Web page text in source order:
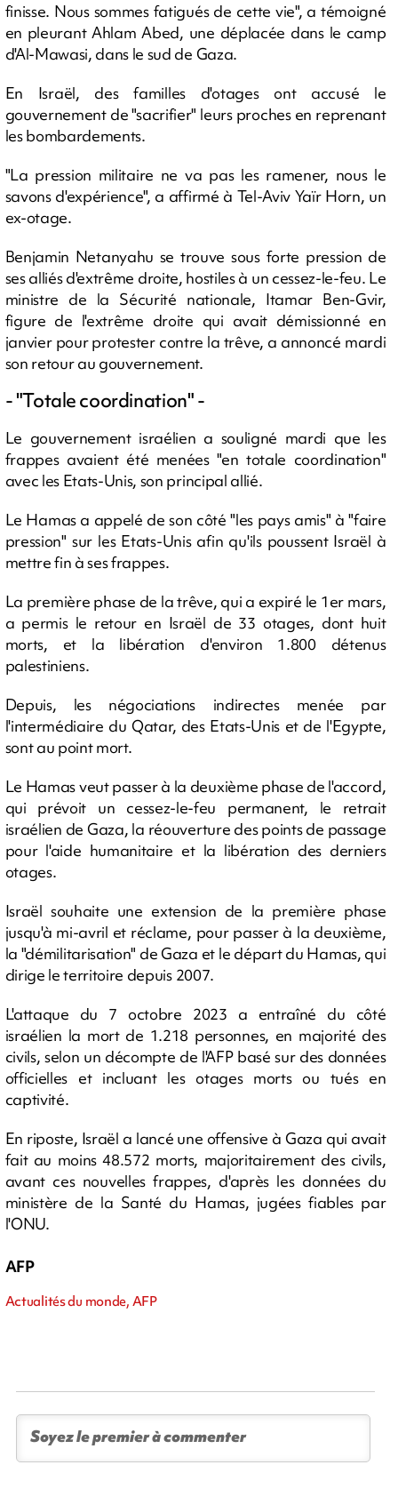
finisse. Nous sommes fatigués de cette vie", a témoigné
en pleurant Ahlam Abed, une déplacée dans le camp
d'Al-Mawasi, dans le sud de Gaza.
En Israël, des familles d'otages ont accusé le
gouvernement de "sacrifier" leurs proches en reprenant
les bombardements.
"La pression militaire ne va pas les ramener, nous le
savons d'expérience", a affirmé à Tel-Aviv Yaïr Horn, un
ex-otage.
Benjamin Netanyahu se trouve sous forte pression de
ses alliés d'extrême droite, hostiles à un cessez-le-feu. Le
ministre de la Sécurité nationale, Itamar Ben-Gvir,
figure de l'extrême droite qui avait démissionné en
janvier pour protester contre la trêve, a annoncé mardi
son retour au gouvernement.
- "Totale coordination" -
Le gouvernement israélien a souligné mardi que les
frappes avaient été menées "en totale coordination"
avec les Etats-Unis, son principal allié.
Le Hamas a appelé de son côté "les pays amis" à "faire
pression" sur les Etats-Unis afin qu'ils poussent Israël à
mettre fin à ses frappes.
La première phase de la trêve, qui a expiré le 1er mars,
a permis le retour en Israël de 33 otages, dont huit
morts, et la libération d'environ 1.800 détenus
palestiniens.
Depuis, les négociations indirectes menée par
l'intermédiaire du Qatar, des Etats-Unis et de l'Egypte,
sont au point mort.
Le Hamas veut passer à la deuxième phase de l'accord,
qui prévoit un cessez-le-feu permanent, le retrait
israélien de Gaza, la réouverture des points de passage
pour l'aide humanitaire et la libération des derniers
otages.
Israël souhaite une extension de la première phase
jusqu'à mi-avril et réclame, pour passer à la deuxième,
la "démilitarisation" de Gaza et le départ du Hamas, qui
dirige le territoire depuis 2007.
L'attaque du 7 octobre 2023 a entraîné du côté
israélien la mort de 1.218 personnes, en majorité des
civils, selon un décompte de l'AFP basé sur des données
officielles et incluant les otages morts ou tués en
captivité.
En riposte, Israël a lancé une offensive à Gaza qui avait
fait au moins 48.572 morts, majoritairement des civils,
avant ces nouvelles frappes, d'après les données du
ministère de la Santé du Hamas, jugées fiables par
l'ONU.
AFP
Actualités du monde, AFP